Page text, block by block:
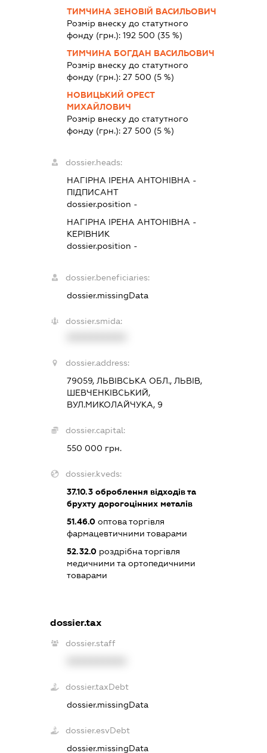
ТИМЧИНА ЗЕНОВІЙ ВАСИЛЬОВИЧ
Розмір внеску до статутного
фонду (грн.):192 500 (35 %)
ТИМЧИНА БОГДАН ВАСИЛЬОВИЧ
Розмір внеску до статутного
фонду (грн.):27 500 (5 %)
НОВИЦЬКИЙ ОРЕСТ
МИХАЙЛОВИЧ
Розмір внеску до статутного
фонду (грн.):27 500 (5 %)
dossier.heads:
НАГІРНА ІРЕНА АНТОНІВНА -
ПІДПИСАНТ
dossier.position -
НАГІРНА ІРЕНА АНТОНІВНА -
КЕРІВНИК
dossier.position -
dossier.beneficiaries:
dossier.missingData
dossier.smida:
dossier.address:
79059, ЛЬВІВСЬКА ОБЛ., ЛЬВІВ,
ШЕВЧЕНКІВСЬКИЙ,
ВУЛ.МИКОЛАЙЧУКА, 9
dossier.capital:
550 000 грн.
dossier.kveds:
37.10.3 оброблення відходів та
брухту дорогоцінних металів
51.46.0 оптова торгівля
фармацевтичними товарами
52.32.0 роздрібна торгівля
медичними та ортопедичними
товарами
dossier.tax
dossier.staff
dossier.taxDebt
dossier.missingData
dossier.esvDebt
dossier.missingData